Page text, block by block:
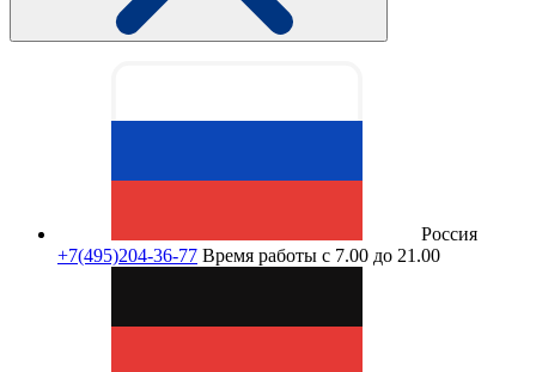
Россия
+7(495)204-36-77 Время работы с 7.00 до 21.00